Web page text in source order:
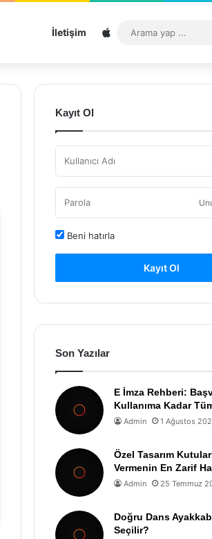
İletişim Sitemap
Kayıt Ol
Beni hatırla
Kayıt Ol
Son Yazılar
E İmza Rehberi:
Kullanıma Kadar
Admin 1 Ağustos
Özel Tasarım
Vermenin En Zarif
Admin 25 Temmuz
Doğru Dans
Seçilir?